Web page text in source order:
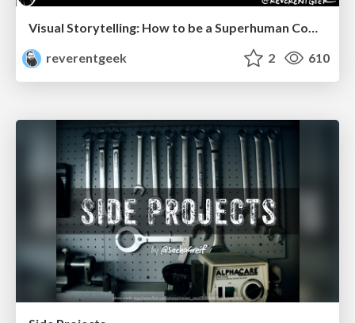
Visual Storytelling: How to be a Superhuman Communicator
reverentgeek
2 610